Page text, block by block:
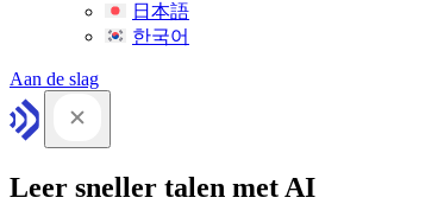
日本語
한국어
Aan de slag
Leer sneller talen met AI